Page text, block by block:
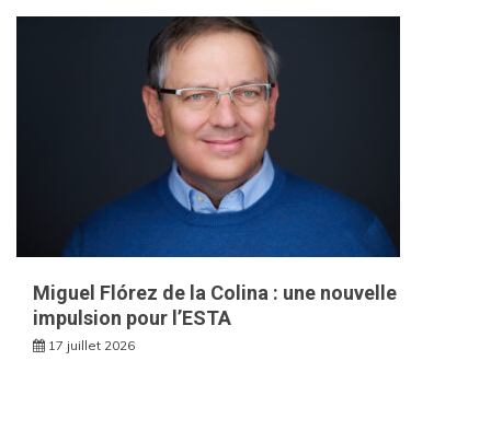
Miguel Flórez de la Colina : une nouvelle
impulsion pour l’ESTA
17 juillet 2026